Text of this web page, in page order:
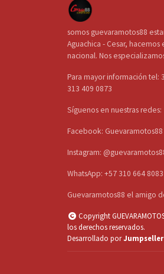
somos guevaramotos88
Aguachica - Cesar, hacemos
nacional. Nos
Para mayor información tel:
313 409 0873
Síguenos en nuestras redes:
Facebook: Guevaramotos88
Instagram:
WhatsApp: +57 310 664 8083
Guevaramotos88 el amigo
Copyright
los derechos reservados.
Desarrollado porJumpseller